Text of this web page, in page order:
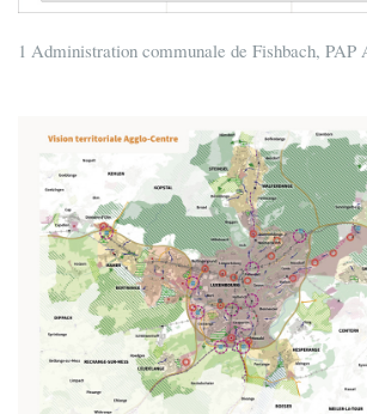
1 Administration communale de Fishbach, PAP